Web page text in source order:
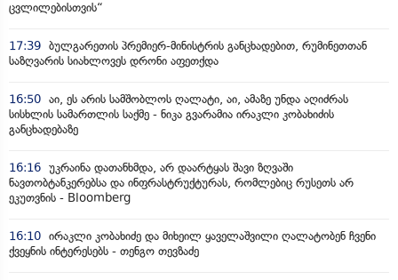
ცვლილებისთვის“
17:39 ბულგარეთის პრემიერ-მინისტრის განცხადებით, რუმინეთთან
საზღვარის სიახლოვეს დრონი აფეთქდა
16:50 აი, ეს არის სამშობლოს ღალატი, აი, ამაზე უნდა აღიძრას
სისხლის სამართლის საქმე - ნიკა გვარამია ირაკლი კობახიძის
განცხადებაზე
16:16 უკრაინა დათანხმდა, არ დაარტყას შავი ზღვაში
ნავთობტანკერებსა და ინფრასტრუქტურას, რომლებიც რუსეთს არ
ეკუთვნის - Bloomberg
16:10 ირაკლი კობახიძე და მიხეილ ყაველაშვილი ღალატობენ ჩვენი
ქვეყნის ინტერესებს - თენგო თევზაძე